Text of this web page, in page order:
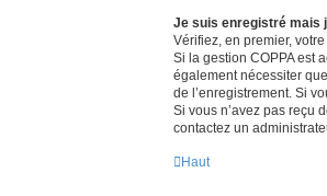
Je suis enregistré mais
Vérifiez, en premier,
Si la gestion COPPA est
également nécessiter
de l’enregistrement. Si
Si vous n’avez pas reçu
contactez un
Haut